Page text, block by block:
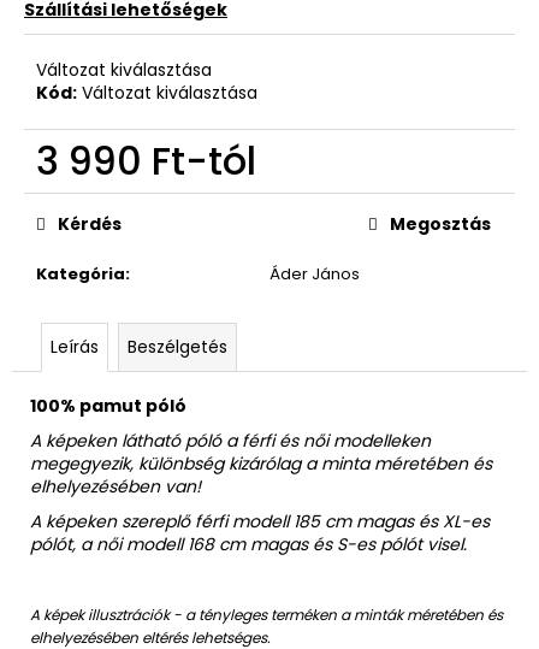
Szállítási lehetőségek
Változat kiválasztása
Kód: Változat kiválasztása
3 990 Ft-tól
Egységár:
Kategória: Áder János
Kérdés Megosztás
Leírás Beszélgetés
100% pamut póló
A képeken látható póló a férfi és női modelleken
megegyezik, különbség kizárólag a minta méretében és
elhelyezésében van!
A képeken szereplő férfi modell 185 cm magas és XL-es
pólót, a női modell 168 cm magas és S-es pólót visel.
A képek illusztrációk - a tényleges terméken a minták méretében és
elhelyezésében eltérés lehetséges.